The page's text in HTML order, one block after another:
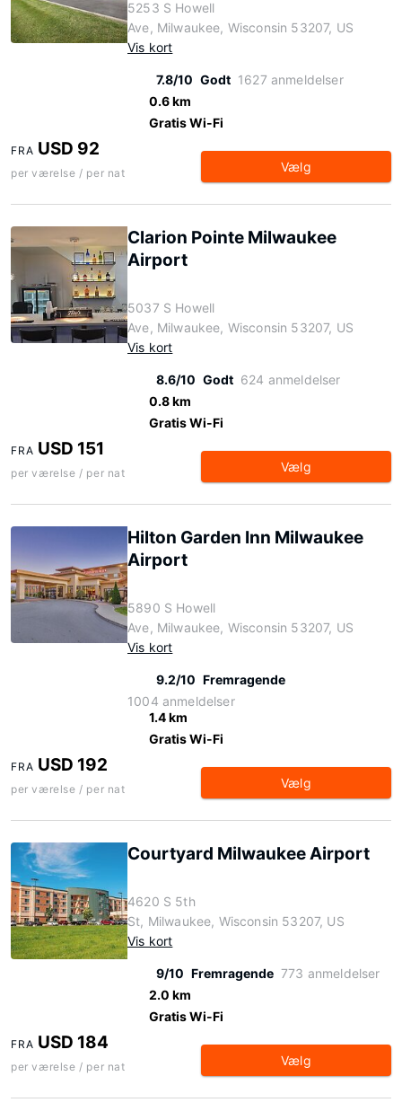
5253 S Howell
Ave, Milwaukee, Wisconsin 53207, US
Vis kort
7.8/10 Godt 1627 anmeldelser
0.6 km
Gratis Wi-Fi
FRA USD 92
per værelse / per nat Vælg
Clarion Pointe Milwaukee
Airport
5037 S Howell
Ave, Milwaukee, Wisconsin 53207, US
Vis kort
8.6/10 Godt 624 anmeldelser
0.8 km
Gratis Wi-Fi
FRA USD 151
per værelse / per nat Vælg
Hilton Garden Inn Milwaukee
Airport
5890 S Howell
Ave, Milwaukee, Wisconsin 53207, US
Vis kort
9.2/10 Fremragende
1004 anmeldelser
1.4 km
Gratis Wi-Fi
FRA USD 192
per værelse / per nat Vælg
Courtyard Milwaukee Airport
4620 S 5th
St, Milwaukee, Wisconsin 53207, US
Vis kort
9/10 Fremragende 773 anmeldelser
2.0 km
Gratis Wi-Fi
FRA USD 184
per værelse / per nat Vælg